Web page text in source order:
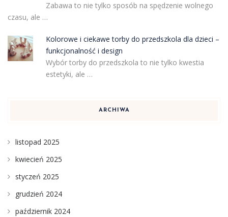
Zabawa to nie tylko sposób na spędzenie wolnego
czasu, ale …
Kolorowe i ciekawe torby do przedszkola dla dzieci –
funkcjonalność i design
Wybór torby do przedszkola to nie tylko kwestia
estetyki, ale …
ARCHIWA
listopad 2025
kwiecień 2025
styczeń 2025
grudzień 2024
październik 2024